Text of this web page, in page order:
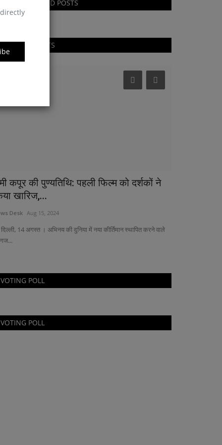
RECOMMENDED POSTS
RANDOM POSTS
कपूर की पुण्यतिथि: पहली फिल्म को दर्शकों ने
खारिज,...
Desk Aug 15, 2024
14 अगस्त । अभिनय की दुनिया में नया कीर्तिमान स्थापित करने वाले
VOTING POLL
VOTING POLL